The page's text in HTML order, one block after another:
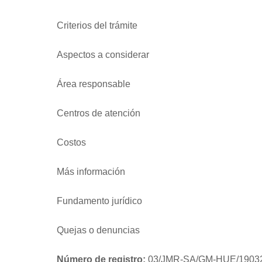
Criterios del trámite
Aspectos a considerar
Área responsable
Centros de atención
Costos
Más información
Fundamento jurídico
Quejas o denuncias
Número de registro: 03/JMR-SA/GM-HUE/